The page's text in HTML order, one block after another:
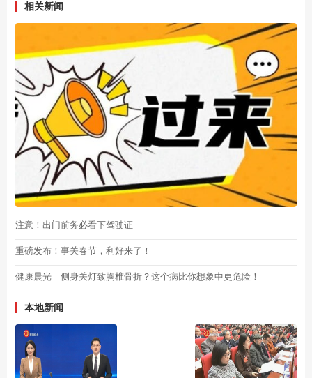
相关新闻
注意！出门前务必看下驾驶证
重磅发布！事关春节，利好来了！
健康晨光｜侧身关灯致胸椎骨折？这个病比你想象中更危险！
本地新闻